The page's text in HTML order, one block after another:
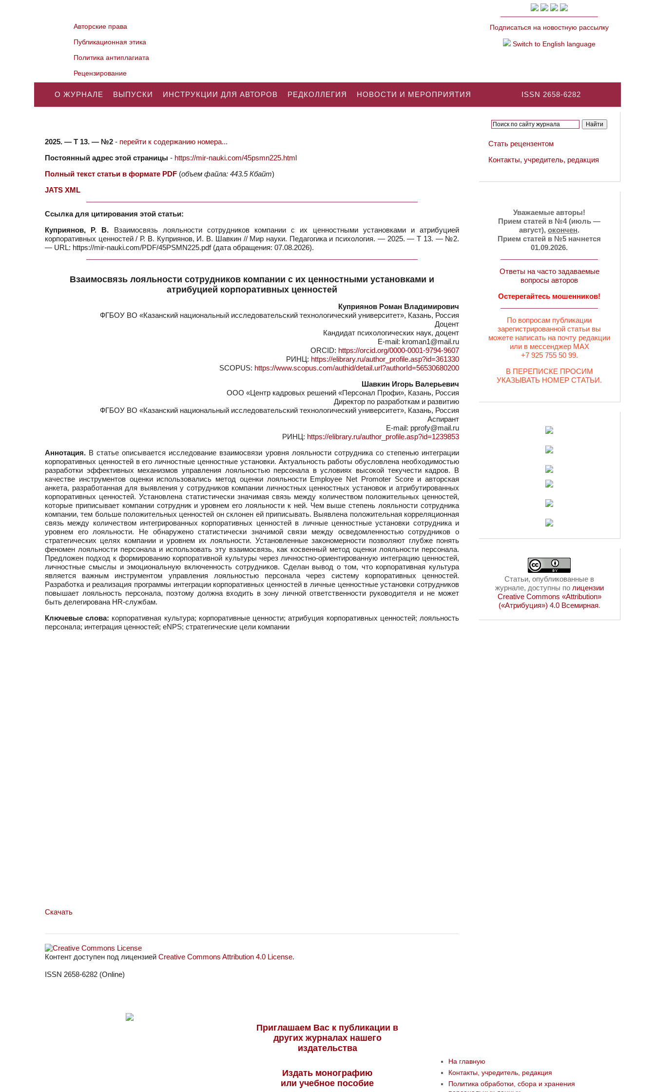
Авторские права
Публикационная этика
Политика антиплагиата
Рецензирование
Подписаться на новостную рассылку
Switch to English language
ISSN 2658-6282
О ЖУРНАЛЕ ВЫПУСКИ ИНСТРУКЦИИ ДЛЯ АВТОРОВ РЕДКОЛЛЕГИЯ НОВОСТИ И МЕРОПРИЯТИЯ
2025. — Т 13. — №2 - перейти к содержанию номера...
Постоянный адрес этой страницы - https://mir-nauki.com/45psmn225.html
Полный текст статьи в формате PDF (объем файла: 443.5 Кбайт)
JATS XML
Ссылка для цитирования этой статьи:
Куприянов, Р. В. Взаимосвязь лояльности сотрудников компании с их ценностными установками и атрибуцией
корпоративных ценностей / Р. В. Куприянов, И. В. Шавкин // Мир науки. Педагогика и психология. — 2025. — Т 13. — №2.
— URL: https://mir-nauki.com/PDF/45PSMN225.pdf (дата обращения: 07.08.2026).
Взаимосвязь лояльности сотрудников компании с их ценностными установками и
атрибуцией корпоративных ценностей
Куприянов Роман Владимирович
ФГБОУ ВО «Казанский национальный исследовательский технологический университет», Казань, Россия
Доцент
Кандидат психологических наук, доцент
E-mail: kroman1@mail.ru
ORCID: https://orcid.org/0000-0001-9794-9607
РИНЦ: https://elibrary.ru/author_profile.asp?id=361330
SCOPUS: https://www.scopus.com/authid/detail.url?authorId=56530680200
Шавкин Игорь Валерьевич
ООО «Центр кадровых решений «Персонал Профи», Казань, Россия
Директор по разработкам и развитию
ФГБОУ ВО «Казанский национальный исследовательский технологический университет», Казань, Россия
Аспирант
E-mail: pprofy@mail.ru
РИНЦ: https://elibrary.ru/author_profile.asp?id=1239853
Аннотация. В статье описывается исследование взаимосвязи уровня лояльности сотрудника со степенью интеграции
корпоративных ценностей в его личностные ценностные установки. Актуальность работы обусловлена необходимостью
разработки эффективных механизмов управления лояльностью персонала в условиях высокой текучести кадров. В
качестве инструментов оценки использовались метод оценки лояльности Employee Net Promoter Score и авторская
анкета, разработанная для выявления у сотрудников компании личностных ценностных установок и атрибутированных
корпоративных ценностей. Установлена статистически значимая связь между количеством положительных ценностей,
которые приписывает компании сотрудник и уровнем его лояльности к ней. Чем выше степень лояльности сотрудника
компании, тем больше положительных ценностей он склонен ей приписывать. Выявлена положительная корреляционная
связь между количеством интегрированных корпоративных ценностей в личные ценностные установки сотрудника и
уровнем его лояльности. Не обнаружено статистически значимой связи между осведомленностью сотрудников о
стратегических целях компании и уровнем их лояльности. Установленные закономерности позволяют глубже понять
феномен лояльности персонала и использовать эту взаимосвязь, как косвенный метод оценки лояльности персонала.
Предложен подход к формированию корпоративной культуры через личностно-ориентированную интеграцию ценностей,
личностные смыслы и эмоциональную включенность сотрудников. Сделан вывод о том, что корпоративная культура
является важным инструментом управления лояльностью персонала через систему корпоративных ценностей.
Разработка и реализация программы интеграции корпоративных ценностей в личные ценностные установки сотрудников
повышает лояльность персонала, поэтому должна входить в зону личной ответственности руководителя и не может
быть делегирована HR-службам.
Ключевые слова: корпоративная культура; корпоративные ценности; атрибуция корпоративных ценностей; лояльность
персонала; интеграция ценностей; eNPS; стратегические цели компании
Скачать
Контент доступен под лицензией Creative Commons Attribution 4.0 License.
ISSN 2658-6282 (Online)
Стать рецензентом
Контакты, учредитель, редакция
Уважаемые авторы!
Прием статей в №4 (июль —
август), окончен.
Прием статей в №5 начнется
01.09.2026.
Ответы на часто задаваемые
вопросы авторов
Остерегайтесь мошенников!
По вопросам публикации
зарегистрированной статьи вы
можете написать на почту редакции
или в мессенджер MAX
+7 925 755 50 99.
В ПЕРЕПИСКЕ ПРОСИМ
УКАЗЫВАТЬ НОМЕР СТАТЬИ.
Статьи, опубликованные в
журнале, доступны по лицензии
Creative Commons «Attribution»
(«Атрибуция») 4.0 Всемирная.
Приглашаем Вас к публикации в
других журналах нашего
издательства
Издать монографию
или учебное пособие
На главную
Контакты, учредитель, редакция
Политика обработки, сбора и хранения